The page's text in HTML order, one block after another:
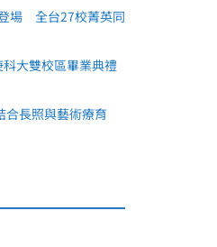
場 全台27校菁英同
大雙校區畢業典禮
長照與藝術療育